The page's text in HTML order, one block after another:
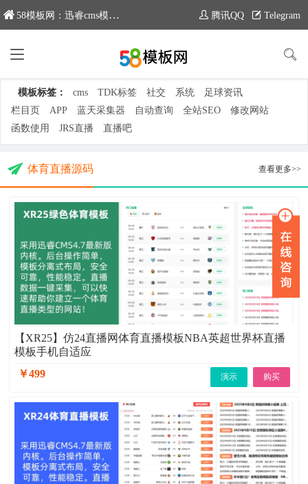
58模板网：迅睿cms模板专业分享平台，新域名：moban58.com 腾讯QQ Telegram
模板标签： cms TDK标签 社交 系统
足球资讯
栏目页
APP 蓝天采集器 自动查询 全站SEO
修改网站
函数使用
JRS直播 直播吧
体育直播源码 查看更多>>
【XR25】仿24直播网体育直播模板NBA英超世界杯直播
模板手机自适应
￥499
购买
演示